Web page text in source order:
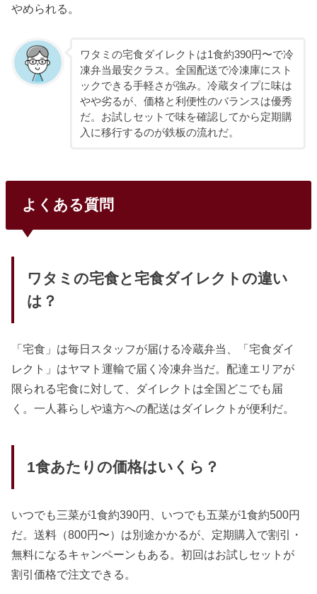
やめられる。
ワタミの宅食ダイレクトは1食約390円〜で冷
凍弁当最安クラス。全国配送で冷凍庫にスト
ックできる手軽さが強み。冷蔵タイプに味は
やや劣るが、価格と利便性のバランスは優秀
だ。お試しセットで味を確認してから定期購
入に移行するのが鉄板の流れだ。
よくある質問
ワタミの宅食と宅食ダイレクトの違い
は？
「宅食」は毎日スタッフが届ける冷蔵弁当、「宅食ダイ
レクト」はヤマト運輸で届く冷凍弁当だ。配達エリアが
限られる宅食に対して、ダイレクトは全国どこでも届
く。一人暮らしや遠方への配送はダイレクトが便利だ。
1食あたりの価格はいくら？
いつでも三菜が1食約390円、いつでも五菜が1食約500円
だ。送料（800円〜）は別途かかるが、定期購入で割引・
無料になるキャンペーンもある。初回はお試しセットが
割引価格で注文できる。